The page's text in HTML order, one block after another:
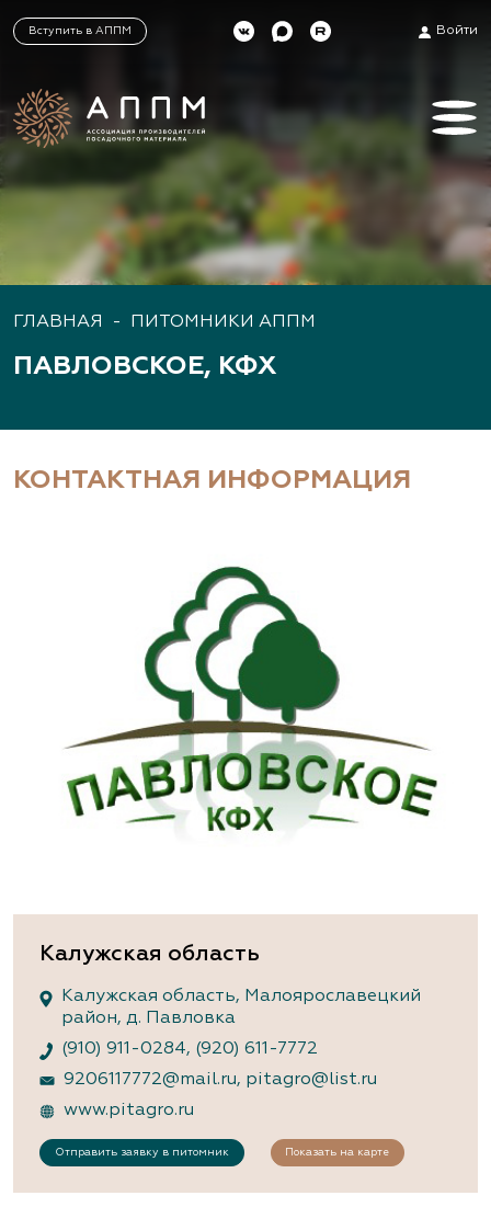
Вступить в АППМ Войти
ГЛАВНАЯ - ПИТОМНИКИ АППМ
ПАВЛОВСКОЕ, КФХ
КОНТАКТНАЯ ИНФОРМАЦИЯ
Калужская область
Калужская область, Малоярославецкий
район, д. Павловка
(910) 911-0284, (920) 611-7772
9206117772@mail.ru, pitagro@list.ru
www.pitagro.ru
Отправить заявку в питомник Показать на карте